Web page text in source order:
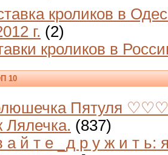
кроликов в
г. (2)
кроликов в
10
Пятуля
Лялечка. (837)
а й т е _д р у ж и т ь: